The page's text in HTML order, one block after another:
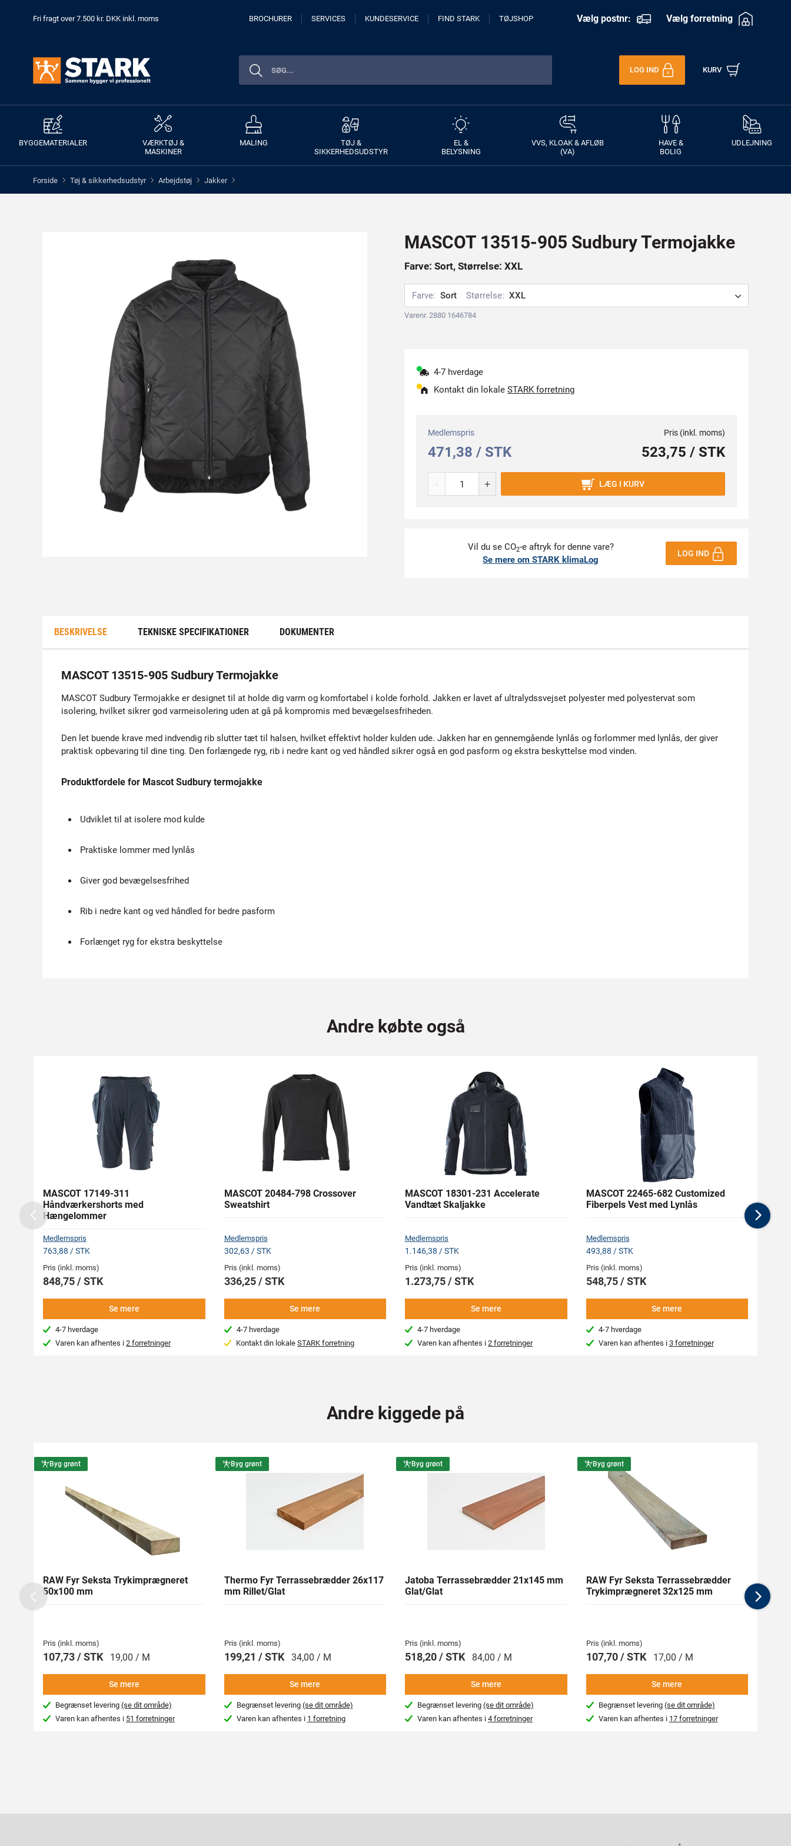
Fri fragt over 7.500 kr. DKK inkl. moms BROCHURER SERVICES KUNDESERVICE FIND STARK TØJSHOP Vælg postnr: Vælg forretning
LOG IND KURV
BYGGEMATERIALER
VÆRKTØJ &
MASKINER
MALING
TØJ &
SIKKERHEDSUDSTYR
EL &
BELYSNING
VVS, KLOAK & AFLØB
(VA)
HAVE &
BOLIG
UDLEJNING
Forside > Tøj & sikkerhedsudstyr > Arbejdstøj > Jakker >
MASCOT 13515-905 Sudbury Termojakke
Farve: Sort, Størrelse: XXL
Farve: Sort Størrelse: XXL
Varenr. 2880 1646784
4-7 hverdage
Kontakt din lokale STARK forretning
Medlemspris
471,38 / STK
Pris (inkl. moms)
523,75 / STK
- + LÆG I KURV
Vil du se CO2-e aftryk for denne vare?
Se mere om STARK klimaLog
LOG IND
BESKRIVELSE TEKNISKE SPECIFIKATIONER DOKUMENTER
MASCOT 13515-905 Sudbury Termojakke
MASCOT Sudbury Termojakke er designet til at holde dig varm og komfortabel i kolde forhold. Jakken er lavet af ultralydssvejset polyester med polyestervat som
isolering, hvilket sikrer god varmeisolering uden at gå på kompromis med bevægelsesfriheden.
Den let buende krave med indvendig rib slutter tæt til halsen, hvilket effektivt holder kulden ude. Jakken har en gennemgående lynlås og forlommer med lynlås, der giver
praktisk opbevaring til dine ting. Den forlængede ryg, rib i nedre kant og ved håndled sikrer også en god pasform og ekstra beskyttelse mod vinden.
Produktfordele for Mascot Sudbury termojakke
Udviklet til at isolere mod kulde
Praktiske lommer med lynlås
Giver god bevægelsesfrihed
Rib i nedre kant og ved håndled for bedre pasform
Forlænget ryg for ekstra beskyttelse
Andre købte også
MASCOT 17149-311
Håndværkershorts med
Hængelommer
Medlemspris
763,88 / STK
Pris (inkl. moms)
848,75 / STK
Se mere
4-7 hverdage
Varen kan afhentes i2 forretninger
MASCOT 20484-798 Crossover
Sweatshirt
Medlemspris
302,63 / STK
Pris (inkl. moms)
336,25 / STK
Se mere
4-7 hverdage
Kontakt din lokaleSTARK forretning
MASCOT 18301-231 Accelerate
Vandtæt Skaljakke
Medlemspris
1.146,38 / STK
Pris (inkl. moms)
1.273,75 / STK
Se mere
4-7 hverdage
Varen kan afhentes i2 forretninger
MASCOT 22465-682 Customized
Fiberpels Vest med Lynlås
Medlemspris
493,88 / STK
Pris (inkl. moms)
548,75 / STK
Se mere
4-7 hverdage
Varen kan afhentes i 3 forretninger
Previous
Andre kiggede på
Byg grønt
RAW Fyr Seksta Trykimprægneret
50x100 mm
Pris (inkl. moms)
107,73 / STK 19,00 / M
Se mere
Begrænset levering(se dit område)
Varen kan afhentes i 51 forretninger
Byg grønt
Thermo Fyr Terrassebrædder 26x117
mm Rillet/Glat
Pris (inkl. moms)
199,21 / STK 34,00 / M
Se mere
Begrænset levering (se dit område)
Varen kan afhentes i 1 forretning
Byg grønt
Jatoba Terrassebrædder 21x145 mm
Glat/Glat
Pris (inkl. moms)
518,20 / STK 84,00 / M
Se mere
Begrænset levering(se dit område)
Varen kan afhentes i4 forretninger
Byg grønt
RAW Fyr Seksta Terrassebrædder
Trykimprægneret 32x125 mm
Pris (inkl. moms)
107,70 / STK 17,00 / M
Se mere
Begrænset levering (se dit område)
Varen kan afhentes i 17 forretninger
mm
Previous